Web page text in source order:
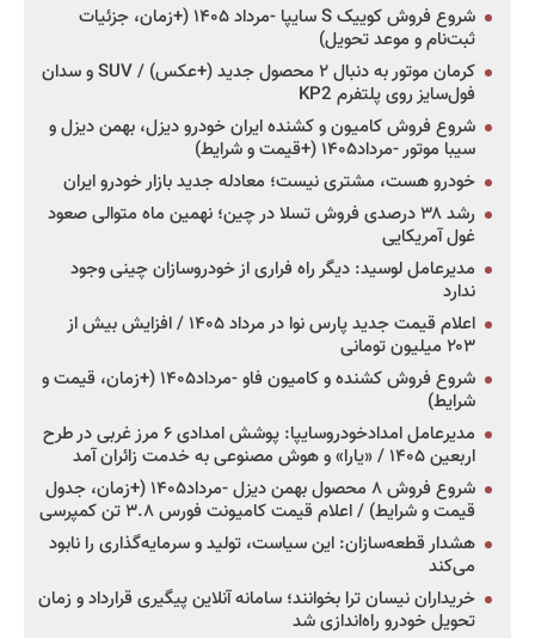
شروع فروش کوییک S سایپا -مرداد ۱۴۰۵ (+زمان، جزئیات
ثبت‌نام و موعد تحویل)
کرمان موتور به دنبال ۲ محصول جدید (+عکس) / SUV و سدان
فول‌سایز روی پلتفرم KP2
شروع فروش کامیون و کشنده ایران خودرو دیزل، بهمن دیزل و
سیبا موتور -مرداد۱۴۰۵ (+قیمت و شرایط)
خودرو هست، مشتری نیست؛ معادله جدید بازار خودرو ایران
رشد ۳۸ درصدی فروش تسلا در چین؛ نهمین ماه متوالی صعود
غول آمریکایی
مدیرعامل لوسید: دیگر راه فراری از خودروسازان چینی وجود
ندارد
اعلام قیمت جدید پارس نوا در مرداد ۱۴۰۵ / افزایش بیش از
۲۰۳ میلیون تومانی
شروع فروش کشنده و کامیون فاو -مرداد۱۴۰۵ (+زمان، قیمت و
شرایط)
مدیرعامل امدادخودروسایپا: پوشش امدادی ۶ مرز غربی در طرح
اربعین ۱۴۰۵ / «یارا» و هوش مصنوعی به خدمت زائران آمد
شروع فروش ۸ محصول بهمن دیزل -مرداد۱۴۰۵ (+زمان، جدول
قیمت و شرایط) / اعلام قیمت کامیونت فورس ۳.۸ تن کمپرسی
هشدار قطعه‌سازان: این سیاست، تولید و سرمایه‌گذاری را نابود
می‌کند
خریداران نیسان ترا بخوانند؛ سامانه آنلاین پیگیری قرارداد و زمان
تحویل خودرو راه‌اندازی شد